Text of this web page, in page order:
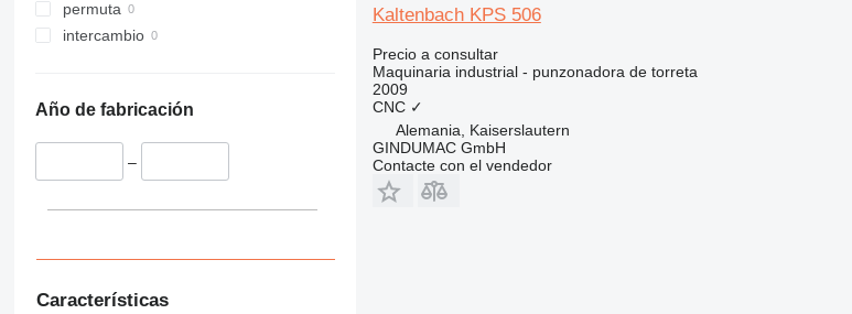
permuta
intercambio
Año de fabricación
–
Características
Kaltenbach KPS 506
Precio a consultar
Maquinaria industrial - punzonadora de torreta
2009
CNC ✓
Alemania, Kaiserslautern
GINDUMAC GmbH
Contacte con el vendedor